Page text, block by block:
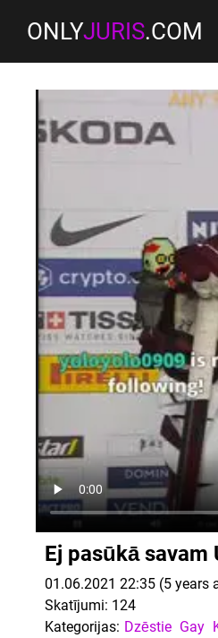
ONLYJURIS.COM
Ej pasūkā savam
01.06.2021 22:35 (5 years
Skatījumi: 124
Kategorijas: Dzēstie Gay